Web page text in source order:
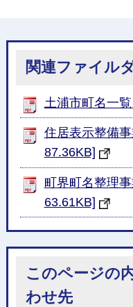
関連ファイル
土浦市町名一
住居表示整備
87.36KB]
町界町名整理
63.61KB]
このページの
わせ先